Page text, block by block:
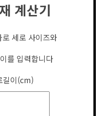
계산기
세로 사이즈와
를 입력합니다
이(cm)